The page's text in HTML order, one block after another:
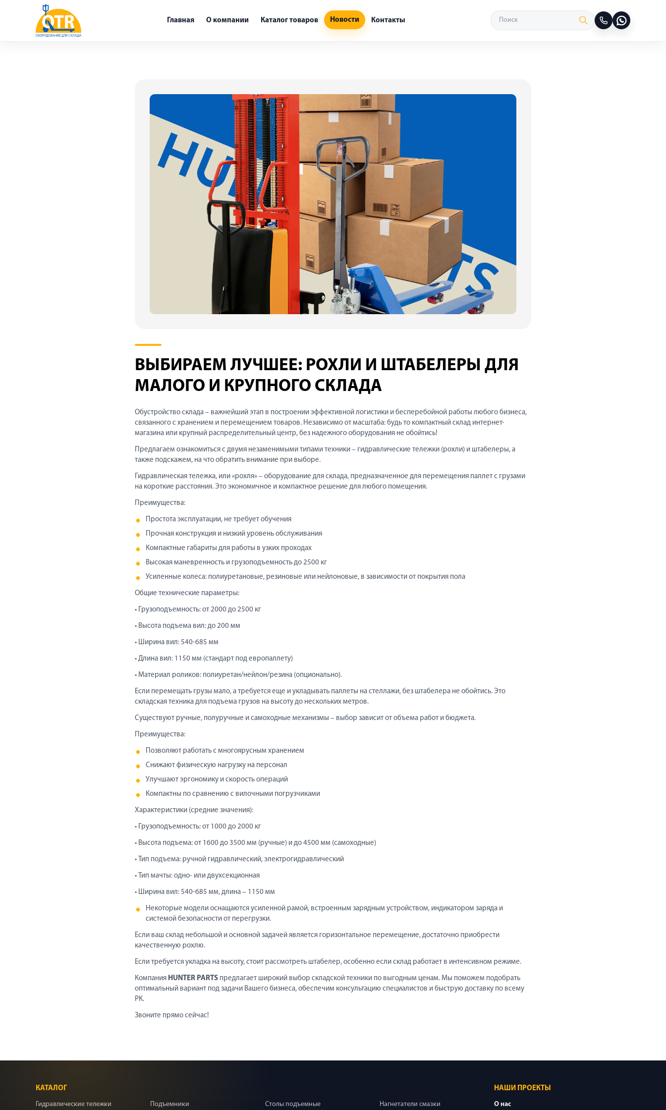
Главная О компании Каталог товаров Новости Контакты
ВЫБИРАЕМ ЛУЧШЕЕ: РОХЛИ И ШТАБЕЛЕРЫ ДЛЯ
МАЛОГО И КРУПНОГО СКЛАДА
Обустройство склада – важнейший этап в построении эффективной логистики и бесперебойной работы любого бизнеса,
связанного с хранением и перемещением товаров. Независимо от масштаба: будь то компактный склад интернет-
магазина или крупный распределительный центр, без надежного оборудования не обойтись!
Предлагаем ознакомиться с двумя незаменимыми типами техники – гидравлические тележки (рохли) и штабелеры, а
также подскажем, на что обратить внимание при выборе.
Гидравлическая тележка, или «рохля» – оборудование для склада, предназначенное для перемещения паллет с грузами
на короткие расстояния. Это экономичное и компактное решение для любого помещения.
Преимущества:
Простота эксплуатации, не требует обучения
Прочная конструкция и низкий уровень обслуживания
Компактные габариты для работы в узких проходах
Высокая маневренность и грузоподъемность до 2500 кг
Усиленные колеса: полиуретановые, резиновые или нейлоновые, в зависимости от покрытия пола
Общие технические параметры:
• Грузоподъемность: от 2000 до 2500 кг
• Высота подъема вил: до 200 мм
• Ширина вил: 540-685 мм
• Длина вил: 1150 мм (стандарт под европаллету)
• Материал роликов: полиуретан/нейлон/резина (опционально).
Если перемещать грузы мало, а требуется еще и укладывать паллеты на стеллажи, без штабелера не обойтись. Это
складская техника для подъема грузов на высоту до нескольких метров.
Существуют ручные, полуручные и самоходные механизмы – выбор зависит от объема работ и бюджета.
Преимущества:
Позволяют работать с многоярусным хранением
Снижают физическую нагрузку на персонал
Улучшают эргономику и скорость операций
Компактны по сравнению с вилочными погрузчиками
Характеристики (средние значения):
• Грузоподъемность: от 1000 до 2000 кг
• Высота подъема: от 1600 до 3500 мм (ручные) и до 4500 мм (самоходные)
• Тип подъема: ручной гидравлический, электрогидравлический
• Тип мачты: одно- или двухсекционная
• Ширина вил: 540-685 мм, длина – 1150 мм
Некоторые модели оснащаются усиленной рамой, встроенным зарядным устройством, индикатором заряда и
системой безопасности от перегрузки.
Если ваш склад небольшой и основной задачей является горизонтальное перемещение, достаточно приобрести
качественную рохлю.
Если требуется укладка на высоту, стоит рассмотреть штабелер, особенно если склад работает в интенсивном режиме.
Компания HUNTER PARTS предлагает широкий выбор складской техники по выгодным ценам. Мы поможем подобрать
оптимальный вариант под задачи Вашего бизнеса, обеспечим консультацию специалистов и быструю доставку по всему
РК.
Звоните прямо сейчас!
КАТАЛОГ
Гидравлические тележки
Подъемники
Столы подъемные
Нагнетатели смазки
НАШИ ПРОЕКТЫ
О нас